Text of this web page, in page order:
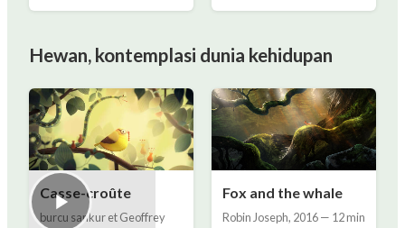
Hewan, kontemplasi dunia kehidupan
Casse-croûte
burcu sankur et Geoffrey
Fox and the whale
Robin Joseph, 2016— 12 min